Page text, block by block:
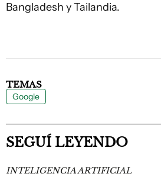
Bangladesh y Tailandia.
TEMAS
Google
SEGUÍ LEYENDO
INTELIGENCIA ARTIFICIAL